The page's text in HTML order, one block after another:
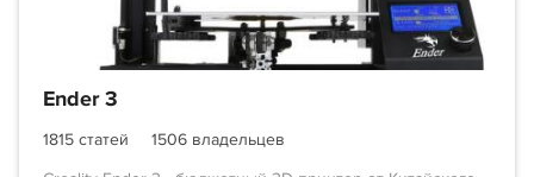
Ender 3
1815 статей
1506 владельцев